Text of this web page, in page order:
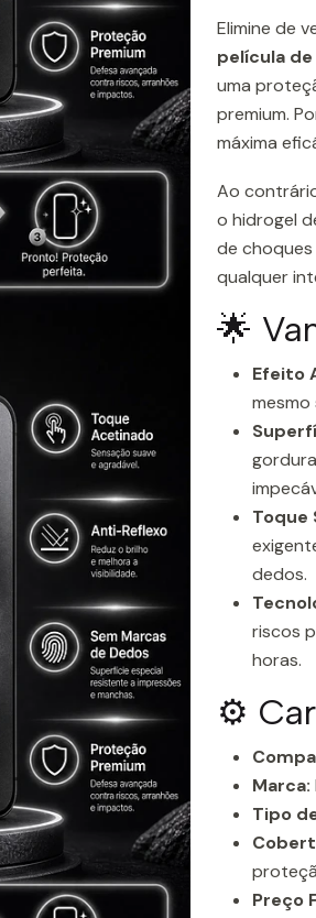
Elimine de
película de
uma
premium.
máxima
Ao
o hidrogel
de choques
qualquer
🌟
Efeito
Toque
dedos.
riscos
horas.
⚙️
Marca:
Tipo
Preço